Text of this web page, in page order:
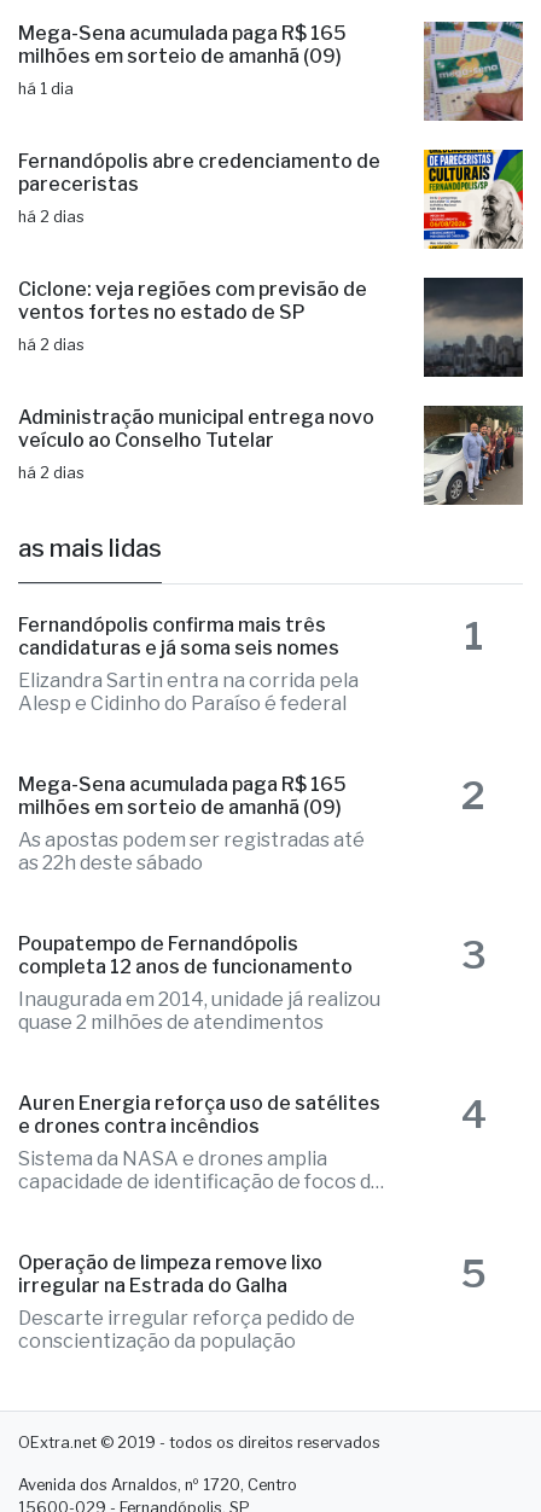
Mega-Sena acumulada paga R$ 165
milhões em sorteio de amanhã (09)
há 1 dia
Fernandópolis abre credenciamento de
pareceristas
há 2 dias
Ciclone: veja regiões com previsão de
ventos fortes no estado de SP
há 2 dias
Administração municipal entrega novo
veículo ao Conselho Tutelar
há 2 dias
as mais lidas
Fernandópolis confirma mais três
candidaturas e já soma seis nomes
Elizandra Sartin entra na corrida pela
Alesp e Cidinho do Paraíso é federal
1
Mega-Sena acumulada paga R$ 165
milhões em sorteio de amanhã (09)
As apostas podem ser registradas até
as 22h deste sábado
2
Poupatempo de Fernandópolis
completa 12 anos de funcionamento
Inaugurada em 2014, unidade já realizou
quase 2 milhões de atendimentos
3
Auren Energia reforça uso de satélites
e drones contra incêndios
Sistema da NASA e drones amplia
capacidade de identificação de focos de
4
Operação de limpeza remove lixo
irregular na Estrada do Galha
Descarte irregular reforça pedido de
conscientização da população
5
OExtra.net © 2019 - todos os direitos reservados
Avenida dos Arnaldos, nº 1720, Centro
15600-029 - Fernandópolis. SP